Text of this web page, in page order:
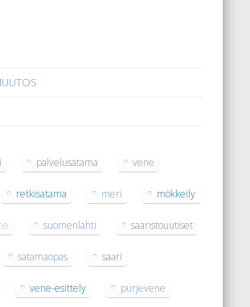
palvelusatama vene
retkisatama meri mökkeily
suomenlahti saaristouutiset
satamaopas saari
vene-esittely purjevene